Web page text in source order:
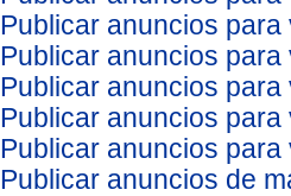
Publicar anuncios
Publicar anuncios
Publicar anuncios para
Publicar anuncios para
Publicar anuncios
Publicar anuncios de